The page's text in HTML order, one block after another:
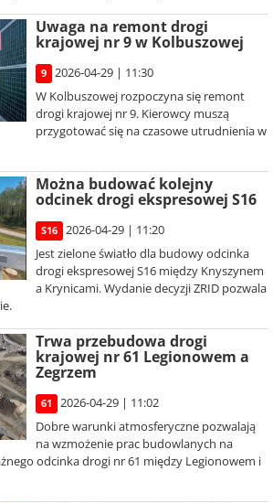
Uwaga na remont drogi
krajowej nr 9 w Kolbuszowej
9
2026-04-29 | 11:30
W Kolbuszowej rozpoczyna się remont
drogi krajowej nr 9. Kierowcy muszą
przygotować się na czasowe utrudnienia w
Można budować kolejny
odcinek drogi ekspresowej S16
S16
2026-04-29 | 11:20
Jest zielone światło dla budowy odcinka
drogi ekspresowej S16 między Knyszynem
a Krynicami. Wydanie decyzji ZRID pozwala
Trwa przebudowa drogi
krajowej nr 61 Legionowem a
Zegrzem
61
2026-04-29 | 11:02
Dobre warunki atmosferyczne pozwalają
na wzmożenie prac budowlanych na
odcinka drogi nr 61 między Legionowem i